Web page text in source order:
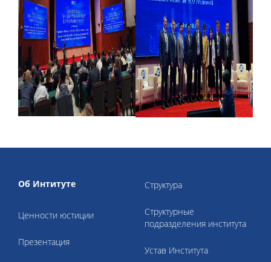
Об Интитуте
Ценности юстиции
Презентация
Структура
Структурные
подразделения института
Устав Института